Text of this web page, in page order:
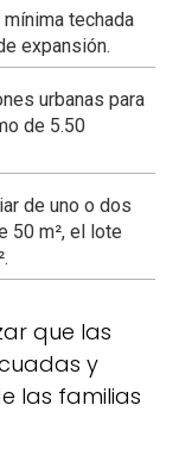
techada
expansión.
urbanas para
de 5.50
de uno o dos
50 m², el lote
que las
y
las familias